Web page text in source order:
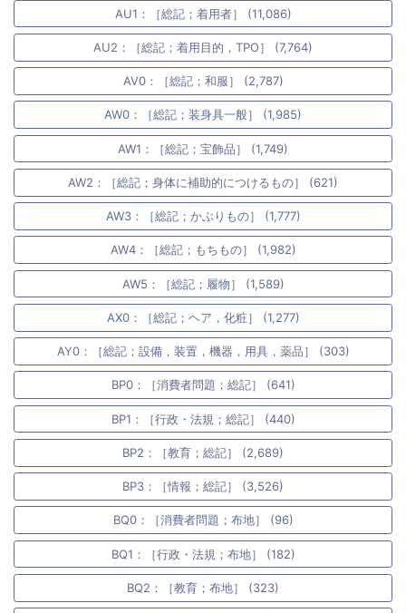
AU1：［総記；着用者］ (11,086)
AU2：［総記；着用目的，TPO］ (7,764)
AV0：［総記；和服］ (2,787)
AW0：［総記；装身具一般］ (1,985)
AW1：［総記；宝飾品］ (1,749)
AW2：［総記；身体に補助的につけるもの］ (621)
AW3：［総記；かぶりもの］ (1,777)
AW4：［総記；もちもの］ (1,982)
AW5：［総記；履物］ (1,589)
AX0：［総記；ヘア，化粧］ (1,277)
AY0：［総記；設備，装置，機器，用具，薬品］ (303)
BP0：［消費者問題；総記］ (641)
BP1：［行政・法規；総記］ (440)
BP2：［教育；総記］ (2,689)
BP3：［情報；総記］ (3,526)
BQ0：［消費者問題；布地］ (96)
BQ1：［行政・法規；布地］ (182)
BQ2：［教育；布地］ (323)